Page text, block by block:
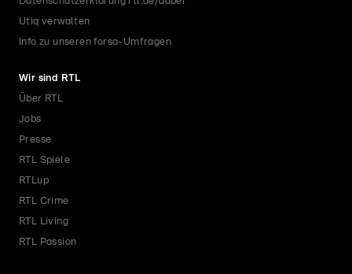
Utiq verwalten
Info zu unseren forsa-Umfragen
Wir sind RTL
Über RTL
Jobs
Presse
RTL Spiele
RTLup
RTL Crime
RTL Living
RTL Passion